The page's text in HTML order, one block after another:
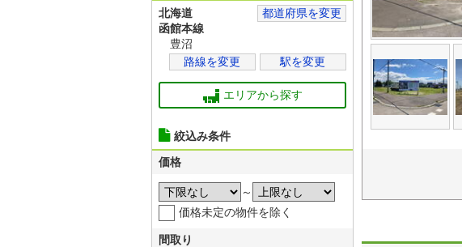
北海道
都道府県を変更
函館本線
豊沼
路線を変更
駅を変更
エリアから探す
絞込み条件
価格
～
価格未定の物件を除く
間取り